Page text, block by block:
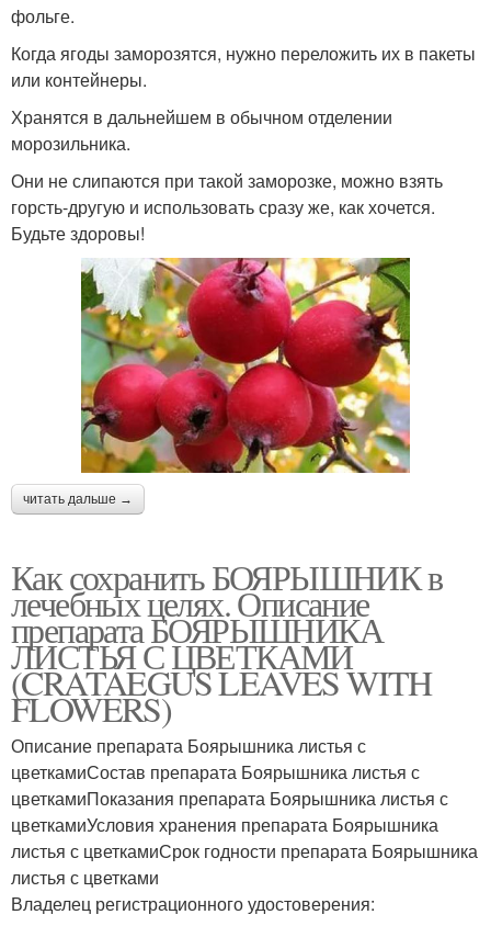
фольге.
Когда ягоды заморозятся, нужно переложить их в пакеты
или контейнеры.
Хранятся в дальнейшем в обычном отделении
морозильника.
Они не слипаются при такой заморозке, можно взять
горсть-другую и использовать сразу же, как хочется.
Будьте здоровы!
читать дальше →
Как сохранить БОЯРЫШНИК в
лечебных целях. Описание
препарата БОЯРЫШНИКА
ЛИСТЬЯ С ЦВЕТКАМИ
(CRATAEGUS LEAVES WITH
FLOWERS)
Описание препарата Боярышника листья с
цветкамиСостав препарата Боярышника листья с
цветкамиПоказания препарата Боярышника листья с
цветкамиУсловия хранения препарата Боярышника
листья с цветкамиСрок годности препарата Боярышника
листья с цветками
Владелец регистрационного удостоверения: